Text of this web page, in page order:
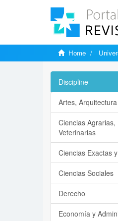
Home
Discipline
Artes,
Ciencias
Veterinarias
Ciencias Exactas
Ciencias Sociales
Derecho
Economía y